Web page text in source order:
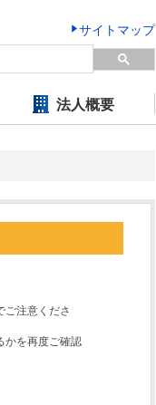
サイトマップ
法人概要
ご注意くださ
かを再度ご確認